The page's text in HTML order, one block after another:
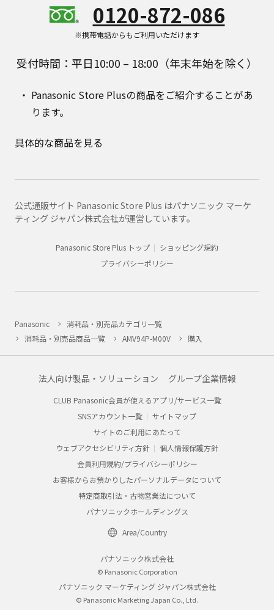
0120-872-086
※携帯電話からもご利用いただけます
受付時間：平日10:00 – 18:00（年末年始を除く）
Panasonic Store Plusの商品をご紹介することがあ
ります。
具体的な商品を見る
公式通販サイト Panasonic Store Plus はパナソニック マーケ
ティング ジャパン株式会社が運営しています。
Panasonic Store Plus トップ
ショッピング規約
プライバシーポリシー
Panasonic
消耗品・別売品カテゴリ一覧
消耗品・別売品商品一覧
AMV94P-M00V 購入
法人向け製品・ソリューション グループ企業情報
CLUB Panasonic会員が使えるアプリ/サービス一覧
SNSアカウント一覧
サイトマップ
サイトのご利用にあたって
ウェブアクセシビリティ方針
個人情報保護方針
会員利用規約/プライバシーポリシー
お客様からお預かりしたパーソナルデータについて
特定商取引法・古物営業法について
パナソニックホールディングス
Area/Country
パナソニック株式会社
© Panasonic Corporation
パナソニック マーケティング ジャパン株式会社
© Panasonic Marketing Japan Co., Ltd.